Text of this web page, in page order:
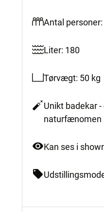
Antal personer:
Liter: 180
Tørvægt: 50 kg
Unikt badekar
naturfænomen
Kan ses i